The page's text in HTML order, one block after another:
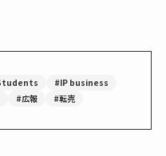
#IP business
#広報 #転売